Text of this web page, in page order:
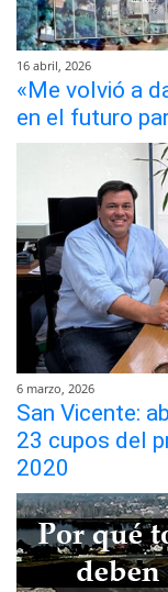
16 abril, 2026
«Me volvió a
en el futuro
6 marzo, 2026
San Vicente:
23 cupos del
2020